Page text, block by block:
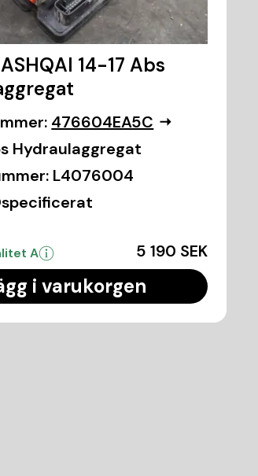
14-17 Abs
476604EA5C
Hydraulaggregat
L4076004
A 5 190 SEK
i varukorgen